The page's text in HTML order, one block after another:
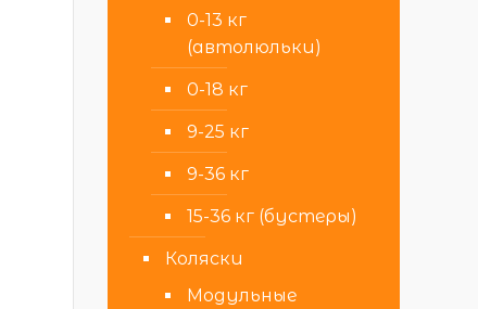
0-13 кг
(автолюльки)
0-18 кг
9-25 кг
9-36 кг
15-36 кг (бустеры)
Коляски
Модульные